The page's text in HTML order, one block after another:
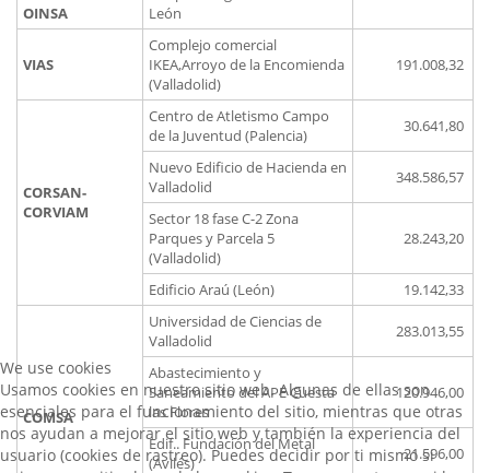
OINSA
León
VIAS
Complejo comercial
IKEA,Arroyo de la Encomienda
(Valladolid)
191.008,32
CORSAN-
CORVIAM
Centro de Atletismo Campo
de la Juventud (Palencia)
30.641,80
Nuevo Edificio de Hacienda en
Valladolid
348.586,57
Sector 18 fase C-2 Zona
Parques y Parcela 5
(Valladolid)
28.243,20
Edificio Araú (León) 19.142,33
COMSA
Universidad de Ciencias de
Valladolid
283.013,55
Abastecimiento y
Saneamiento del APE Cuesta
las Flores
120.946,00
Edif.. Fundación del Metal
(Avilés)
21.596,00
We use cookies
Usamos cookies en nuestro sitio web. Algunas de ellas son
esenciales para el funcionamiento del sitio, mientras que otras
nos ayudan a mejorar el sitio web y también la experiencia del
usuario (cookies de rastreo). Puedes decidir por ti mismo si